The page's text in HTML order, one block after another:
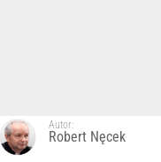
Autor:
Robert Nęcek